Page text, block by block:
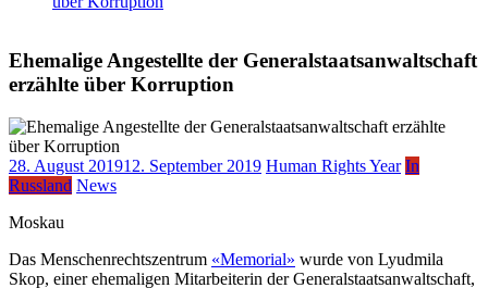
Ehemalige Angestellte der Generalstaatsanwaltschaft
erzählte über Korruption
28. August 201912. September 2019 Human Rights Year In
Russland News
Moskau
Das Menschenrechtszentrum «Memorial» wurde von Lyudmila
Skop, einer ehemaligen Mitarbeiterin der Generalstaatsanwaltschaft,